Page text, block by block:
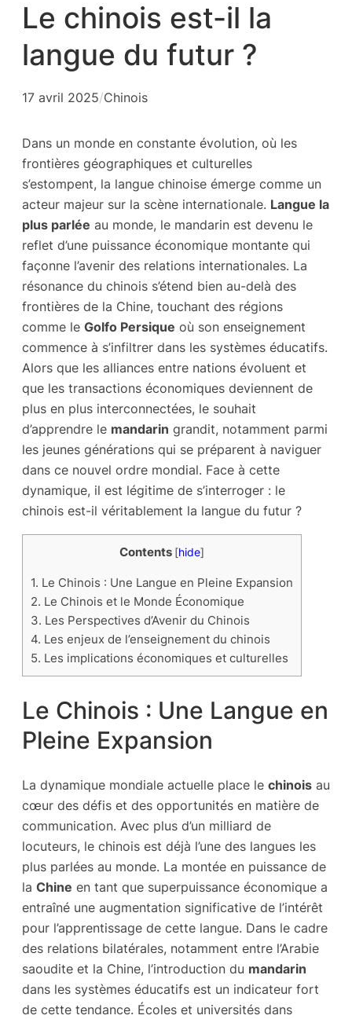
Le chinois est-il la
langue du futur ?
17 avril 2025/Chinois
Dans un monde en constante évolution, où les
frontières géographiques et culturelles
s’estompent, la langue chinoise émerge comme un
acteur majeur sur la scène internationale. Langue la
plus parlée au monde, le mandarin est devenu le
reflet d’une puissance économique montante qui
façonne l’avenir des relations internationales. La
résonance du chinois s’étend bien au-delà des
frontières de la Chine, touchant des régions
comme le Golfo Persique où son enseignement
commence à s’infiltrer dans les systèmes éducatifs.
Alors que les alliances entre nations évoluent et
que les transactions économiques deviennent de
plus en plus interconnectées, le souhait
d’apprendre le mandarin grandit, notamment parmi
les jeunes générations qui se préparent à naviguer
dans ce nouvel ordre mondial. Face à cette
dynamique, il est légitime de s’interroger : le
chinois est-il véritablement la langue du futur ?
Contents [hide]
1. Le Chinois : Une Langue en Pleine Expansion
2. Le Chinois et le Monde Économique
3. Les Perspectives d’Avenir du Chinois
4. Les enjeux de l’enseignement du chinois
5. Les implications économiques et culturelles
Le Chinois : Une Langue en
Pleine Expansion
La dynamique mondiale actuelle place le chinois au
cœur des défis et des opportunités en matière de
communication. Avec plus d’un milliard de
locuteurs, le chinois est déjà l’une des langues les
plus parlées au monde. La montée en puissance de
la Chine en tant que superpuissance économique a
entraîné une augmentation significative de l’intérêt
pour l’apprentissage de cette langue. Dans le cadre
des relations bilatérales, notamment entre l’Arabie
saoudite et la Chine, l’introduction du mandarin
dans les systèmes éducatifs est un indicateur fort
de cette tendance. Écoles et universités dans